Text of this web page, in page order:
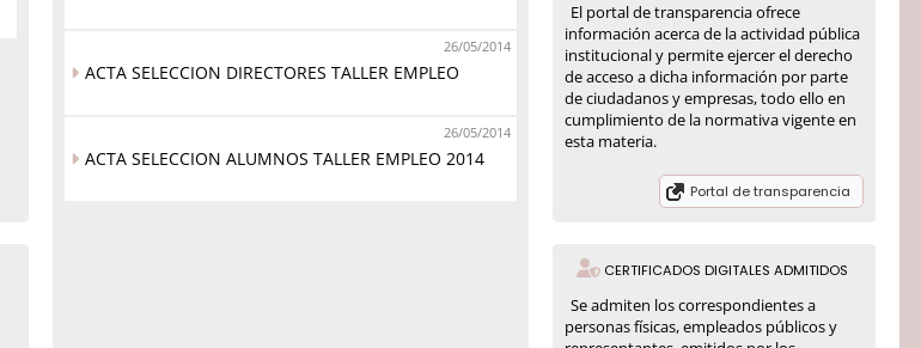
26/05/2014
ACTA SELECCION DIRECTORES TALLER EMPLEO
26/05/2014
ACTA SELECCION ALUMNOS TALLER EMPLEO 2014
El portal de transparencia ofrece
información acerca de la actividad pública
institucional y permite ejercer el derecho
de acceso a dicha información por parte
de ciudadanos y empresas, todo ello en
cumplimiento de la normativa vigente en
esta materia.
Portal de transparencia
CERTIFICADOS DIGITALES ADMITIDOS
Se admiten los correspondientes a
personas físicas, empleados públicos y